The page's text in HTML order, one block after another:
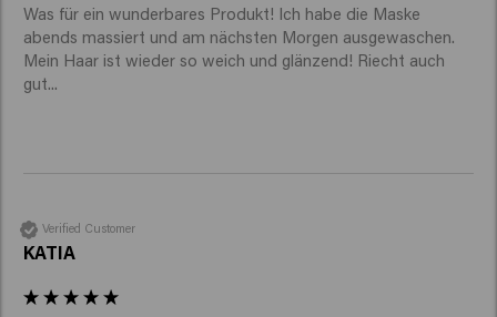
Was für ein wunderbares Produkt! Ich habe die Maske
abends massiert und am nächsten Morgen ausgewaschen.
Mein Haar ist wieder so weich und glänzend! Riecht auch
gut...
Verified Customer
KATIA